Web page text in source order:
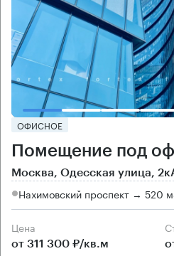
ОФИСНОЕ
Помещение под
Москва, Одесская улица,
Нахимовский проспект → 520 м
Цена
от 311 300 ₽/кв.м